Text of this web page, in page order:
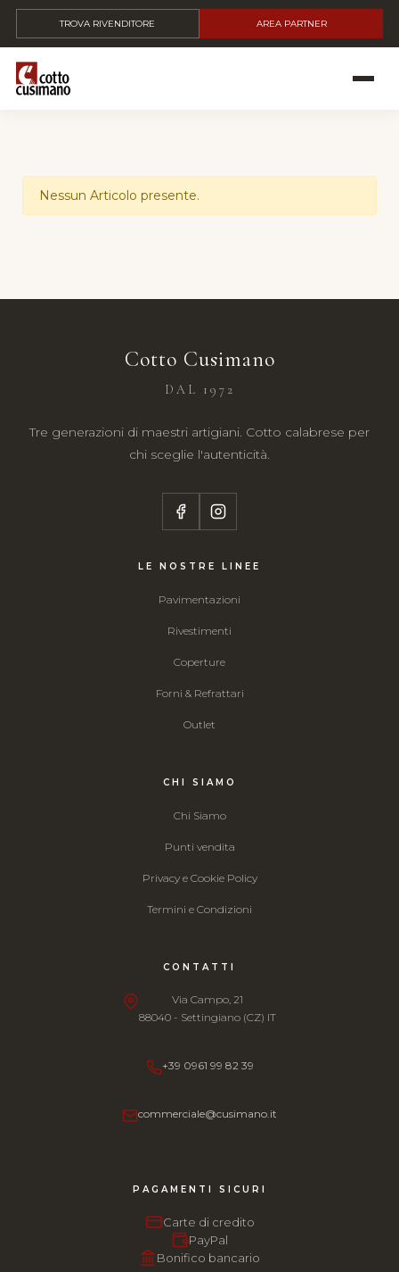
TROVA RIVENDITORE AREA PARTNER
Nessun Articolo presente.
Cotto Cusimano
DAL 1972
Tre generazioni di maestri artigiani. Cotto calabrese per
chi sceglie l'autenticità.
LE NOSTRE LINEE
Pavimentazioni
Rivestimenti
Coperture
Forni & Refrattari
Outlet
CHI SIAMO
Chi Siamo
Punti vendita
Privacy e Cookie Policy
Termini e Condizioni
CONTATTI
Via Campo, 21
88040 - Settingiano (CZ) IT
+39 0961 99 82 39
commerciale@cusimano.it
PAGAMENTI SICURI
Carte di credito
PayPal
Bonifico bancario